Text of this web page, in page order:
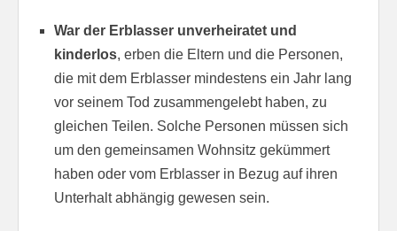
War der Erblasser unverheiratet und
kinderlos, erben die Eltern und die Personen,
die mit dem Erblasser mindestens ein Jahr lang
vor seinem Tod zusammengelebt haben, zu
gleichen Teilen. Solche Personen müssen sich
um den gemeinsamen Wohnsitz gekümmert
haben oder vom Erblasser in Bezug auf ihren
Unterhalt abhängig gewesen sein.